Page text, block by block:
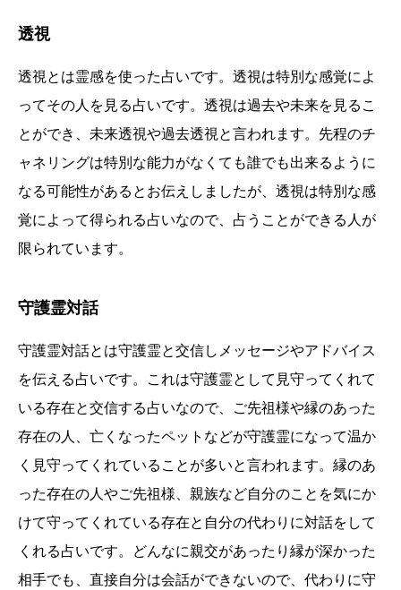
透視
透視とは霊感を使った占いです。透視は特別な感覚によ
ってその人を見る占いです。透視は過去や未来を見るこ
とができ、未来透視や過去透視と言われます。先程のチ
ャネリングは特別な能力がなくても誰でも出来るように
なる可能性があるとお伝えしましたが、透視は特別な感
覚によって得られる占いなので、占うことができる人が
限られています。
守護霊対話
守護霊対話とは守護霊と交信しメッセージやアドバイス
を伝える占いです。これは守護霊として見守ってくれて
いる存在と交信する占いなので、ご先祖様や縁のあった
存在の人、亡くなったペットなどが守護霊になって温か
く見守ってくれていることが多いと言われます。縁のあ
った存在の人やご先祖様、親族など自分のことを気にか
けて守ってくれている存在と自分の代わりに対話をして
くれる占いです。どんなに親交があったり縁が深かった
相手でも、直接自分は会話ができないので、代わりに守